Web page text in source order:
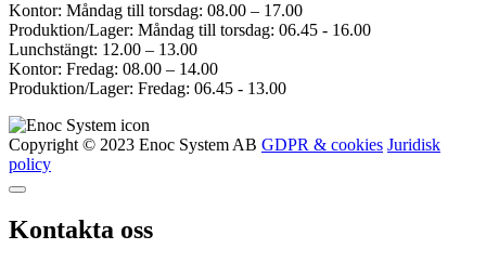
Kontor: Måndag till torsdag: 08.00 – 17.00
Produktion/Lager: Måndag till torsdag: 06.45 - 16.00
Lunchstängt: 12.00 – 13.00
Kontor: Fredag: 08.00 – 14.00
Produktion/Lager: Fredag: 06.45 - 13.00
Copyright © 2023 Enoc System AB GDPR & cookies Juridisk
policy
Kontakta oss